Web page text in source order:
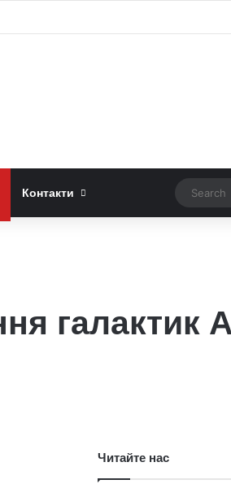
Контакти
галактик
Читайте нас